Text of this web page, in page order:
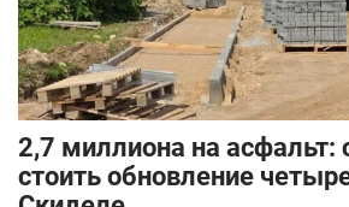
2,7 миллиона на асфальт:
стоить обновление